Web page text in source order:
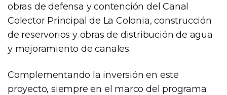
obras de defensa y contención del Canal
Colector Principal de La Colonia, construcción
de reservorios y obras de distribución de agua
y mejoramiento de canales.
Complementando la inversión en este
proyecto, siempre en el marco del programa